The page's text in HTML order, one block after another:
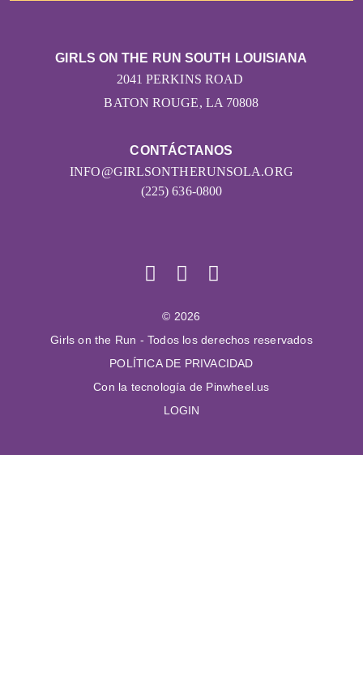
CONTÁCTANOS
INFO@GIRLSONTHERUNSOLA.ORG
(225) 636-0800
GIRLS ON THE RUN SOUTH LOUISIANA
2041 PERKINS ROAD
BATON ROUGE, LA 70808
© 2026
Girls on the Run - Todos los derechos reservados
POLÍTICA DE PRIVACIDAD
Con la tecnología de Pinwheel.us
LOGIN